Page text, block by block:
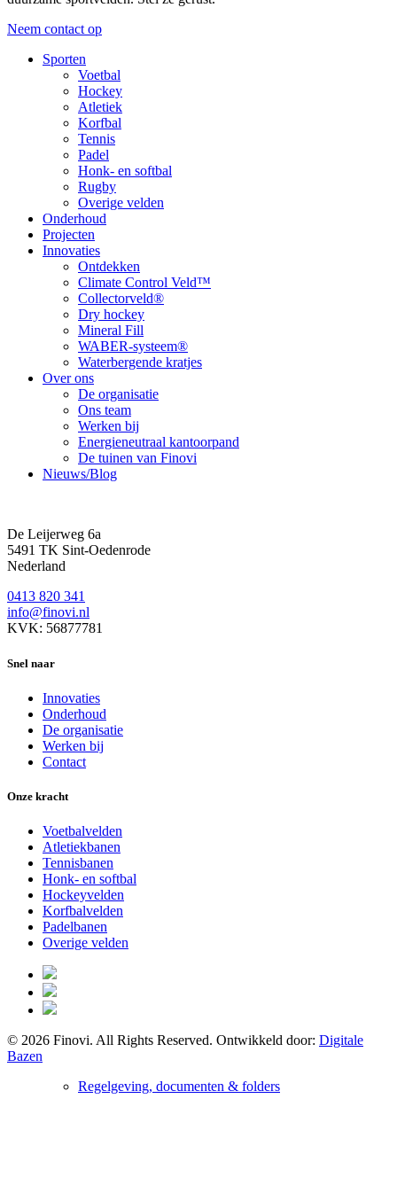
Neem contact op
Sporten
Voetbal
Hockey
Atletiek
Korfbal
Tennis
Padel
Honk- en softbal
Rugby
Overige velden
Onderhoud
Projecten
Innovaties
Ontdekken
Climate Control Veld™
Collectorveld®
Dry hockey
Mineral Fill
WABER-systeem®
Waterbergende kratjes
Over ons
De organisatie
Ons team
Werken bij
Energieneutraal kantoorpand
De tuinen van Finovi
Nieuws/Blog
De Leijerweg 6a
5491 TK Sint-Oedenrode
Nederland
0413 820 341
info@finovi.nl
KVK: 56877781
Snel naar
Innovaties
Onderhoud
De organisatie
Werken bij
Contact
Onze kracht
Voetbalvelden
Atletiekbanen
Tennisbanen
Honk- en softbal
Hockeyvelden
Korfbalvelden
Padelbanen
Overige velden
© 2026 Finovi. All Rights Reserved. Ontwikkeld door: Digitale
Bazen
Regelgeving, documenten & folders